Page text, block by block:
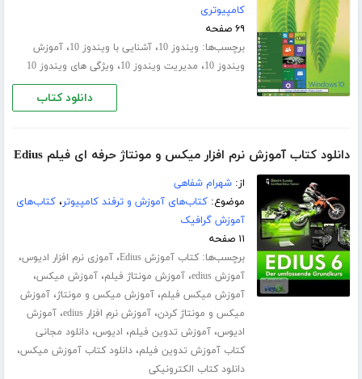
کامپیوتری
۶۹ صفحه
برچسب‌ها: ویندوز 10 ،آشنایی با ویندوز 10 ،آموزش
ویندوز 10
، مدیریت ویندوز 10 ، ویژگی های ویندوز 10
دانلود کتاب
دانلود کتاب آموزش نرم افزار میکس و مونتاژ حرفه ای فیلم Edius
از:شهرام شفاهی
موضوع:کتاب‌های آموزش و ترفند کامپیوتر،کتاب‌های
آموزش گرافیک
۱۱ صفحه
برچسب‌ها:کتاب آموزش Edius ،آموزی نرم افزار ادیوس،
آموزش edius ،آموزش مونتاژ فیلم،آموزش میکس،
آموزش میکس فیلم،آموزش میکس و مونتاژ،آموزش
میکس و مونتاژ کردن،آموزش نرم افزار edius ،آموزش
ادیوس،آموزش تدوین فیلم، ادیوس،دانلود مجانی
کتاب آموزش تدوین فیلم،دانلود کتاب آموزش میکس،
دانلود کتاب الکترونیکی